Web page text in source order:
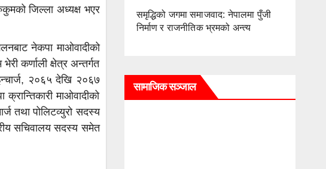
जिल्ला अध्यक्ष भएर
नेकपा माओवादीको
कर्णाली क्षेत्र अन्तर्गत
२०६५ देखि २०६७
माओवादीको
तथा पोलिटव्युरो सदस्य
सचिवालय सदस्य समेत
समृद्धिको जगमा समाजवाद: नेपालमा पुँजी
निर्माण र राजनीतिक भ्रमको अन्त्य
सामाजिक सञ्जाल